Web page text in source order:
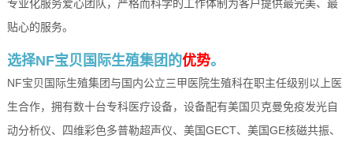
专业化服务爱心团队，严格而科学的工作体制为客户提供最完美、最
贴心的服务。
选择NF宝贝国际生殖集团的优势。
NF宝贝国际生殖集团与国内公立三甲医院生殖科在职主任级别以上医
生合作，拥有数十台专科医疗设备，设备配有美国贝克曼免疫发光自
动分析仪、四维彩色多普勒超声仪、美国GECT、美国GE核磁共振、